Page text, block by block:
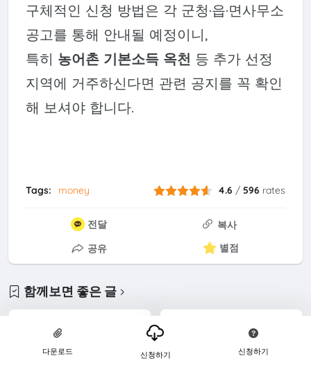
구체적인 신청 방법은 각 군청·읍·면사무소
공고를 통해 안내될 예정이니,
특히 농어촌 기본소득 옥천 등 추가 선정
지역에 거주하신다면 관련 공지를 꼭 확인
해 보셔야 합니다.
Tags: money 4.6 /596 rates
전달
복사
공유
별점
함께보면 좋은 글
다운로드 신청하기 신청하기